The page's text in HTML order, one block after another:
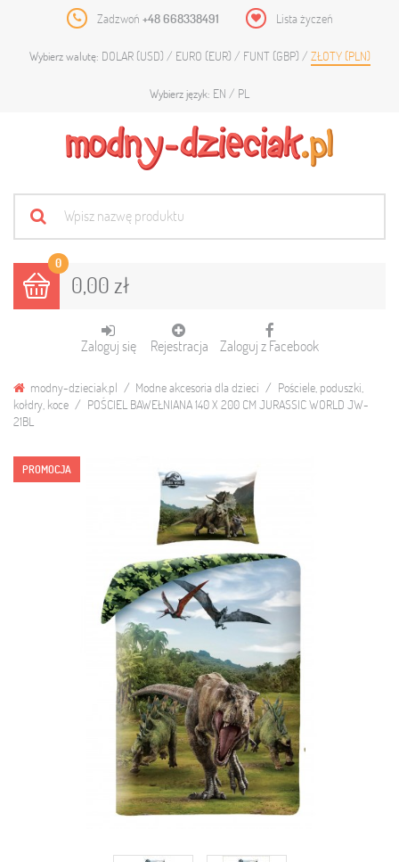
Zadzwoń +48 668338491 Lista życzeń
Wybierz walutę: DOLAR (USD) EURO (EUR) FUNT (GBP) ZŁOTY (PLN)
Wybierz język: EN PL
0
0,00 zł
Zaloguj się Rejestracja Zaloguj z Facebook
modny-dzieciak.pl Modne akcesoria dla dzieci
Pościele, poduszki,
kołdry, koce
POŚCIEL BAWEŁNIANA 140 X 200 CM JURASSIC WORLD JW-
21BL
PROMOCJA